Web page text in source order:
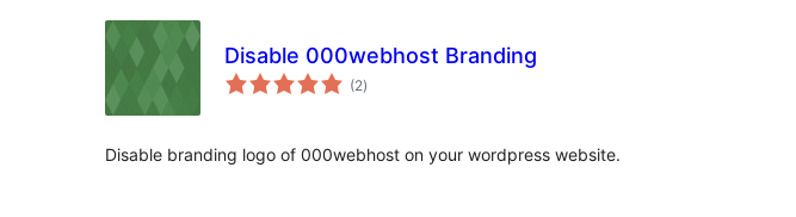
Disable 000webhost Branding
(2total
de
)
Disable branding logo of 000webhost on your wordpress website.